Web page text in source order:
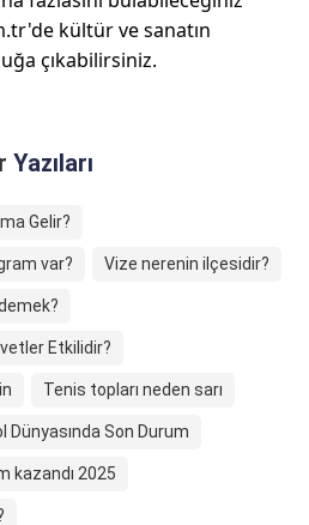
kültür ve sanatın
çıkabilirsiniz.
Yazıları
Gelir?
var? Vize nerenin ilçesidir?
Etkilidir?
Tenis topları neden sarı
Dünyasında Son Durum
kazandı 2025